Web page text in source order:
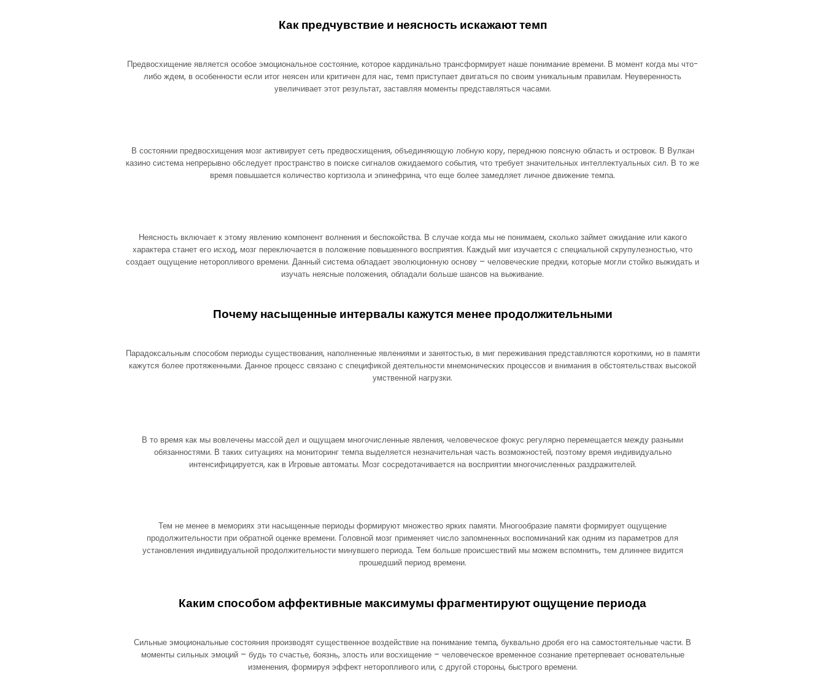
Как предчувствие и неясность искажают темп
Предвосхищение является особое эмоциональное состояние, которое кардинально трансформирует наше понимание времени. В момент когда мы что-
либо ждем, в особенности если итог неясен или критичен для нас, темп приступает двигаться по своим уникальным правилам. Неуверенность
увеличивает этот результат, заставляя моменты представляться часами.
В состоянии предвосхищения мозг активирует сеть предвосхищения, объединяющую лобную кору, переднюю поясную область и островок. В Вулкан
казино система непрерывно обследует пространство в поиске сигналов ожидаемого события, что требует значительных интеллектуальных сил. В то же
время повышается количество кортизола и эпинефрина, что еще более замедляет личное движение темпа.
Неясность включает к этому явлению компонент волнения и беспокойства. В случае когда мы не понимаем, сколько займет ожидание или какого
характера станет его исход, мозг переключается в положение повышенного восприятия. Каждый миг изучается с специальной скрупулезностью, что
создает ощущение неторопливого времени. Данный система обладает эволюционную основу – человеческие предки, которые могли стойко выжидать и
изучать неясные положения, обладали больше шансов на выживание.
Почему насыщенные интервалы кажутся менее продолжительными
Парадоксальным способом периоды существования, наполненные явлениями и занятостью, в миг переживания представляются короткими, но в памяти
кажутся более протяженными. Данное процесс связано с спецификой деятельности мнемонических процессов и внимания в обстоятельствах высокой
умственной нагрузки.
В то время как мы вовлечены массой дел и ощущаем многочисленные явления, человеческое фокус регулярно перемещается между разными
обязанностями. В таких ситуациях на мониторинг темпа выделяется незначительная часть возможностей, поэтому время индивидуально
интенсифицируется, как в Игровые автоматы. Мозг сосредотачивается на восприятии многочисленных раздражителей.
Тем не менее в мемориях эти насыщенные периоды формируют множество ярких памяти. Многообразие памяти формирует ощущение
продолжительности при обратной оценке времени. Головной мозг применяет число запомненных воспоминаний как одним из параметров для
установления индивидуальной продолжительности минувшего периода. Тем больше происшествий мы можем вспомнить, тем длиннее видится
прошедший период времени.
Каким способом аффективные максимумы фрагментируют ощущение периода
Сильные эмоциональные состояния производят существенное воздействие на понимание темпа, буквально дробя его на самостоятельные части. В
моменты сильных эмоций – будь то счастье, боязнь, злость или восхищение – человеческое временное сознание претерпевает основательные
изменения, формируя эффект неторопливого или, с другой стороны, быстрого времени.